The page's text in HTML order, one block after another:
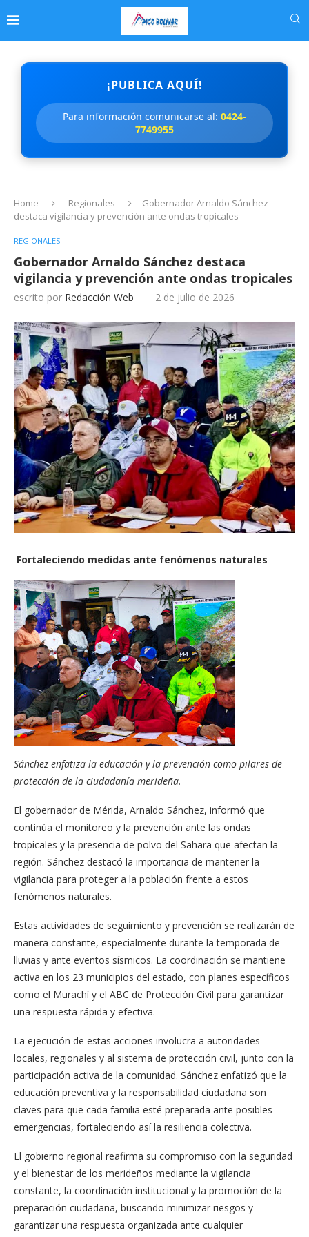
¡PUBLICA AQUÍ!
Para información comunicarse al: 0424-
7749955
Home Regionales
Gobernador Arnaldo Sánchez
destaca vigilancia y prevención ante ondas tropicales
REGIONALES
Gobernador Arnaldo Sánchez destaca
vigilancia y prevención ante ondas tropicales
escrito por Redacción Web 2 de julio de 2026
Fortaleciendo medidas ante fenómenos naturales
Sánchez enfatiza la educación y la prevención como pilares de
protección de la ciudadanía merideña.
El gobernador de Mérida, Arnaldo Sánchez, informó que
continúa el monitoreo y la prevención ante las ondas
tropicales y la presencia de polvo del Sahara que afectan la
región. Sánchez destacó la importancia de mantener la
vigilancia para proteger a la población frente a estos
fenómenos naturales.
Estas actividades de seguimiento y prevención se realizarán de
manera constante, especialmente durante la temporada de
lluvias y ante eventos sísmicos. La coordinación se mantiene
activa en los 23 municipios del estado, con planes específicos
como el Murachí y el ABC de Protección Civil para garantizar
una respuesta rápida y efectiva.
La ejecución de estas acciones involucra a autoridades
locales, regionales y al sistema de protección civil, junto con la
participación activa de la comunidad. Sánchez enfatizó que la
educación preventiva y la responsabilidad ciudadana son
claves para que cada familia esté preparada ante posibles
emergencias, fortaleciendo así la resiliencia colectiva.
El gobierno regional reafirma su compromiso con la seguridad
y el bienestar de los merideños mediante la vigilancia
constante, la coordinación institucional y la promoción de la
preparación ciudadana, buscando minimizar riesgos y
garantizar una respuesta organizada ante cualquier